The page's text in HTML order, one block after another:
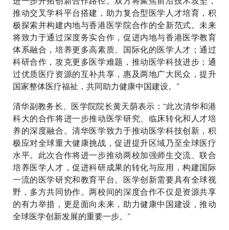
推动交叉学科平台搭建，助力复合型医学人才培育，积
极探索并构建内地与香港医学院合作的全新范式。未来
将致力于通过深度务实合作，促进内地与香港医学教育
体系融合，培养更多高素质、国际化的医学人才；通过
科研合作，攻克更多医学难题，推动医学科技进步；通
过优质医疗资源的互补共享，惠及两地广大民众，提升
国家整体医疗福祉，共同助力健康中国建设。”
清华副教务长、医学院院长黄天荫表示：“此次清华和港
科大的合作将进一步推动医学研究、临床转化和人才培
养的深度融合。清华医学致力于推动医学科技创新，积
极应对全球重大健康挑战，促进提升区域乃至全球医疗
水平。此次合作将进一步推动两校加强师生交流、联合
培养医学人才，促进科研成果的转化与应用，构建国际
一流的医学研究和教育平台。医学创新需要具有全球视
野，多方共同协作。两校间的深度合作不仅是资源共享
的有力举措，更是面向未来，助力健康中国建设，推动
全球医学创新发展的重要一步。”